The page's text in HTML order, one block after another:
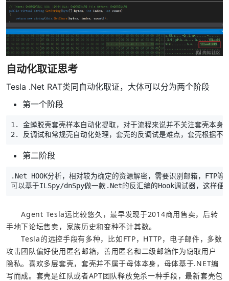
自动化取证思考
Tesla .Net RAT类同自动化取证，大体可以分为两个阶段
第一个阶段
1. 金蝉脱壳套壳样本自动化提取，对于流程来说并不关注套壳本身
2. 反调试和常规壳自动化处理，套壳的反调试是难点，套壳根据不
第二阶段
.Net HOOK分析，相对较为确定的资源解密，需要识别邮箱，FTP
可以基于ILSpy/dnSpy做一款.Net的反汇编的Hook调试器，这样便
Agent Tesla远比较悠久，最早发现于2014商用售卖，后转
手地下论坛售卖，家族历史和变种不计其数。
Tesla的远控手段有多种，比如FTP，HTTP，电子邮件，多数
攻击团队偏好使用匿名邮箱，善用匿名和二级邮箱作为窃取用户
隐私。喜欢多层套壳，套壳并不属于母体本身，母体基于.NET编
写而成。套壳是红队或者APT团队释放免杀一种手段，最新套壳包